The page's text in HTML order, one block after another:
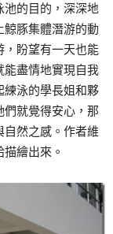
池的目的，深深地
豚集體潛游的動
，盼望有一天也能
能盡情地實現自我
練泳的學長姐和夥
就覺得安心，那
然之感。作者維
繪出來。